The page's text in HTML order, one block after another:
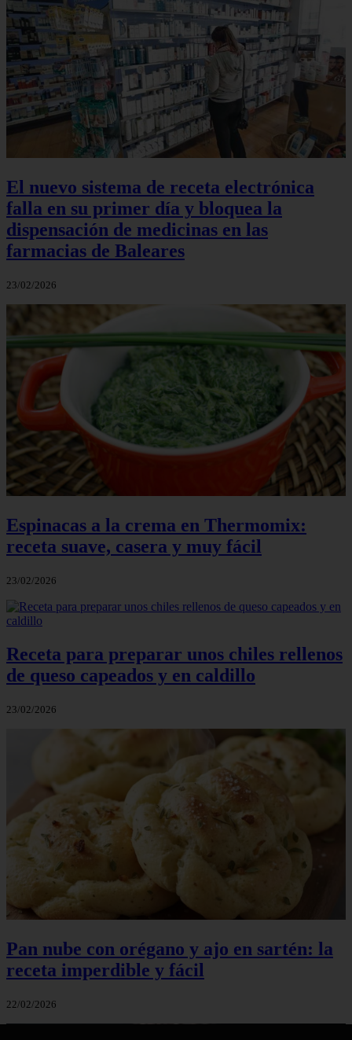
El nuevo sistema de receta electrónica
falla en su primer día y bloquea la
dispensación de medicinas en las
farmacias de Baleares
23/02/2026
Espinacas a la crema en Thermomix:
receta suave, casera y muy fácil
23/02/2026
Receta para preparar unos chiles rellenos
de queso capeados y en caldillo
23/02/2026
Pan nube con orégano y ajo en sartén: la
receta imperdible y fácil
22/02/2026